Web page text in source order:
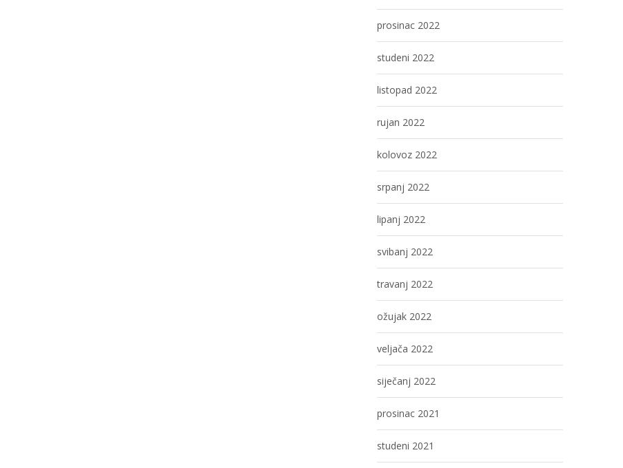
prosinac 2022
studeni 2022
listopad 2022
rujan 2022
kolovoz 2022
srpanj 2022
lipanj 2022
svibanj 2022
travanj 2022
ožujak 2022
veljača 2022
siječanj 2022
prosinac 2021
studeni 2021